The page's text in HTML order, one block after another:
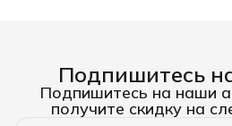
Подпишитесь
Подпишитесь на наши
получите скидку на